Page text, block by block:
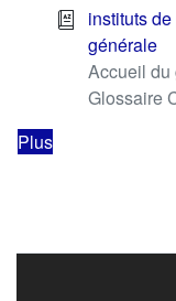
instituts
générale
Accueil
Glossaire
Plus